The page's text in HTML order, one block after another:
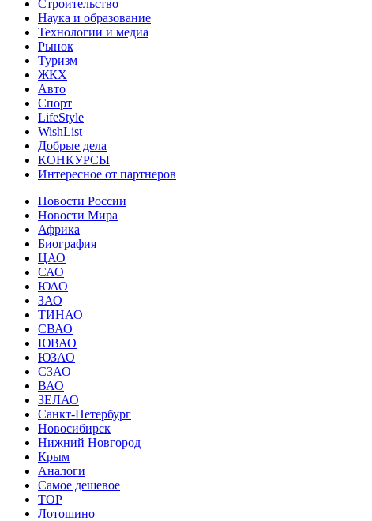
Строительство
Наука и образование
Технологии и медиа
Рынок
Туризм
ЖКХ
Авто
Спорт
LifeStyle
WishList
Добрые дела
КОНКУРСЫ
Интересное от партнеров
Новости России
Новости Мира
Африка
Биография
ЦАО
САО
ЮАО
ЗАО
ТИНАО
СВАО
ЮВАО
ЮЗАО
СЗАО
ВАО
ЗЕЛАО
Санкт-Петербург
Новосибирск
Нижний Новгород
Крым
Аналоги
Самое дешевое
TOP
Лотошино